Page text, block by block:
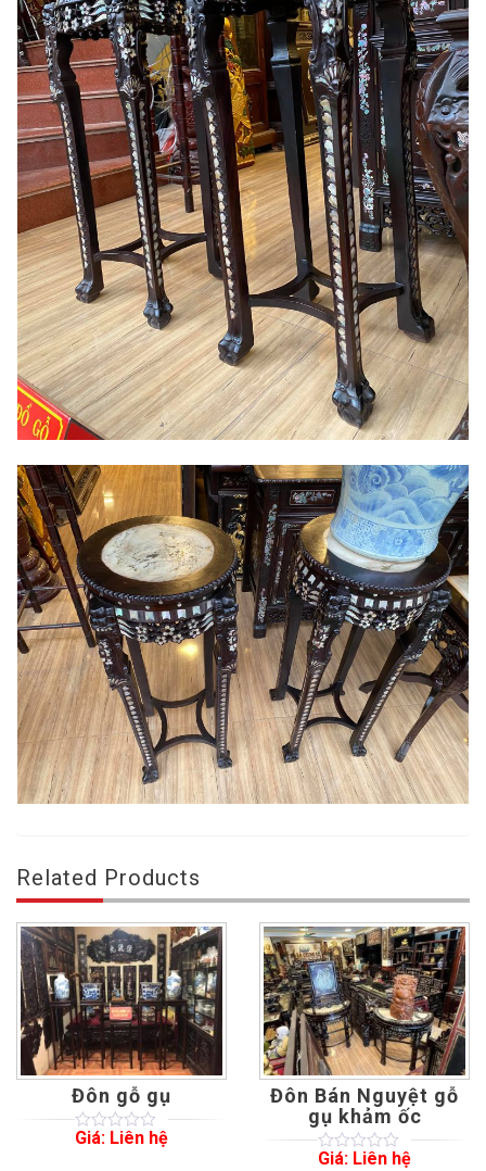
Related Products
Đôn gỗ gụ
0
5
0
Giá: Liên hệ
Đôn Bán Nguyệt gỗ
gụ khảm ốc
0
5
0
Giá: Liên hệ